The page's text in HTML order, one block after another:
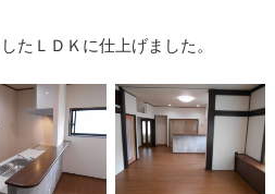
ＤＫに仕上げました。